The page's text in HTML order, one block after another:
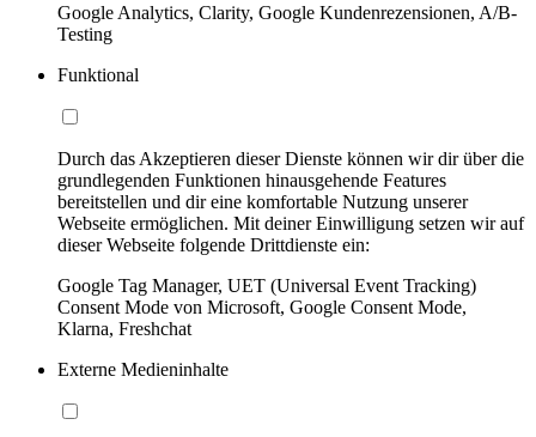
Google Analytics, Clarity, Google Kundenrezensionen, A/B-
Testing
Funktional
Durch das Akzeptieren dieser Dienste können wir dir über die
grundlegenden Funktionen hinausgehende Features
bereitstellen und dir eine komfortable Nutzung unserer
Webseite ermöglichen. Mit deiner Einwilligung setzen wir auf
dieser Webseite folgende Drittdienste ein:
Google Tag Manager, UET (Universal Event Tracking)
Consent Mode von Microsoft, Google Consent Mode,
Klarna, Freshchat
Externe Medieninhalte